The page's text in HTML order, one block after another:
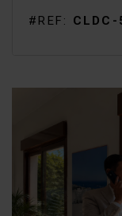
#REF: